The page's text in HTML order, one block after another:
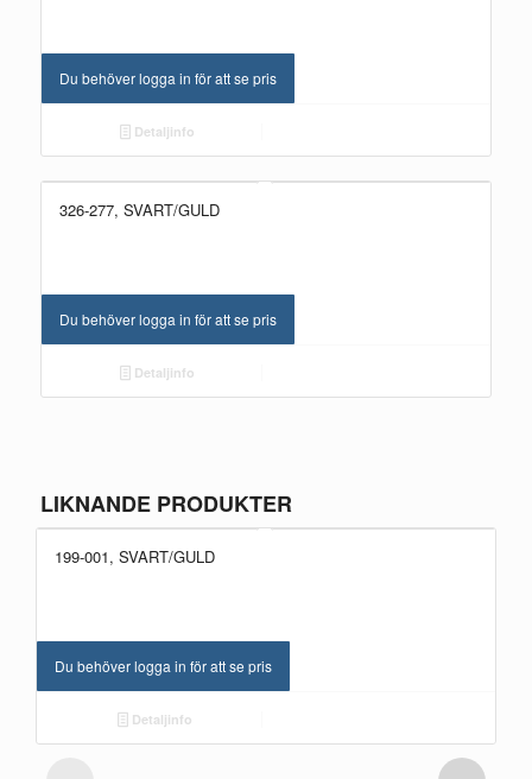
Du behöver logga in för att se pris
Detaljinfo
326-277, SVART/GULD
Du behöver logga in för att se pris
Detaljinfo
LIKNANDE PRODUKTER
199-001, SVART/GULD
Du behöver logga in för att se pris
Detaljinfo